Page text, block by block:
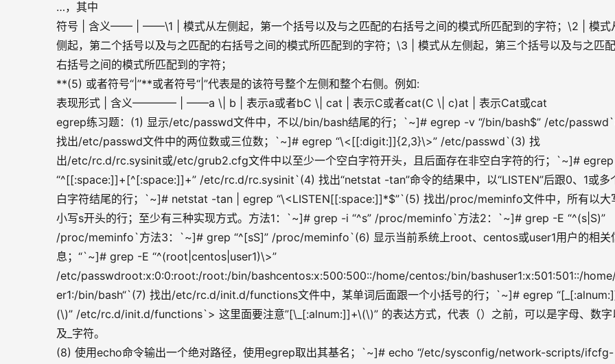
…，其中
符号 | 含义—— | ——\1 | 模式从左侧起，第一个括号以及与之匹配的右括号之间的模式所匹配到的字符；\2 | 模式
侧起，第二个括号以及与之匹配的右括号之间的模式所匹配到的字符；\3 | 模式从左侧起，第三个括号以及与之匹
右括号之间的模式所匹配到的字符；
**(5) 或者符号“|”**或者符号“|”代表是的该符号整个左侧和整个右侧。例如:
表现形式 | 含义———— | ——a \| b | 表示a或者bC \| cat | 表示C或者cat(C \| c)at | 表示Cat或cat
egrep练习题：(1) 显示/etc/passwd文件中，不以/bin/bash结尾的行；`~]# egrep -v “/bin/bash$” /etc/
找出/etc/passwd文件中的两位数或三位数；`~]# egrep “\<[[:digit:]]{2,3}\>” /etc/passwd`(3) 找
出/etc/rc.d/rc.sysinit或/etc/grub2.cfg文件中以至少一个空白字符开头，且后面存在非空白字符的行；`~]# egrep
“^[[:space:]]+[^[:space:]]+” /etc/rc.d/rc.sysinit`(4) 找出“netstat -tan”命令的结果中，以“LISTEN”后跟0、1或多
白字符结尾的行；`~]# netstat -tan | egrep “\<LISTEN[[:space:]]*$”`(5) 找出/proc/meminfo文件中，所有以大
小写s开头的行；至少有三种实现方式。方法1：`~]# grep -i “^s” /proc/meminfo`方法2：`~]# grep -E “^(s|S)”
/proc/meminfo`方法3：`~]# grep “^[sS]” /proc/meminfo`(6) 显示当前系统上root、centos或user1用户的相关
息；“`~]# grep -E “^(root|centos|user1)\>”
/etc/passwdroot:x:0:0:root:/root:/bin/bashcentos:x:500:500::/home/centos:/bin/bashuser1:x:501:501::/
er1:/bin/bash“`(7) 找出/etc/rc.d/init.d/functions文件中，某单词后面跟一个小括号的行；`~]# egrep
(\)” /etc/rc.d/init.d/functions`> 这里面要注意”[\_[:alnum:]]+\(\)” 的表达方式，代表（）之前，可以是字母、数字
及_字符。
(8) 使用echo命令输出一个绝对路径，使用egrep取出其基名；`~]# echo “/etc/sysconfig/network-scripts/ifcfg-